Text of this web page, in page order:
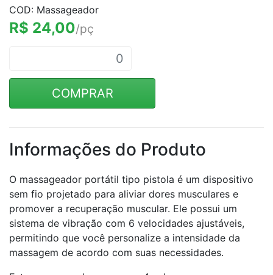
COD: Massageador
R$ 24,00/pç
COMPRAR
Informações do Produto
O massageador portátil tipo pistola é um dispositivo
sem fio projetado para aliviar dores musculares e
promover a recuperação muscular. Ele possui um
sistema de vibração com 6 velocidades ajustáveis,
permitindo que você personalize a intensidade da
massagem de acordo com suas necessidades.